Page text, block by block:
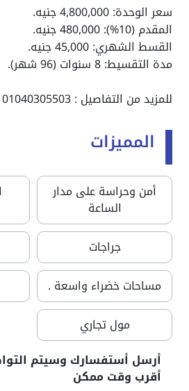
سعر الوحدة: 4,800,000 جنيه.
المقدم (10%): 480,000 جنيه.
القسط الشهري: 45,000 جنيه.
مدة التقسيط: 8 سنوات (96 شهر).
للمزيد من التفاصيل : 01040305503
المميزات
أمن وحراسة على مدار
الساعة
جراجات
مساحات خضراء واسعة .
مول تجاري
أرسل أستفسارك وسيتم
أقرب وقت ممكن